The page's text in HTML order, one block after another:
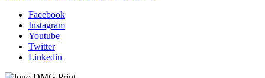
Facebook
Instagram
Youtube
Twitter
Linkedin